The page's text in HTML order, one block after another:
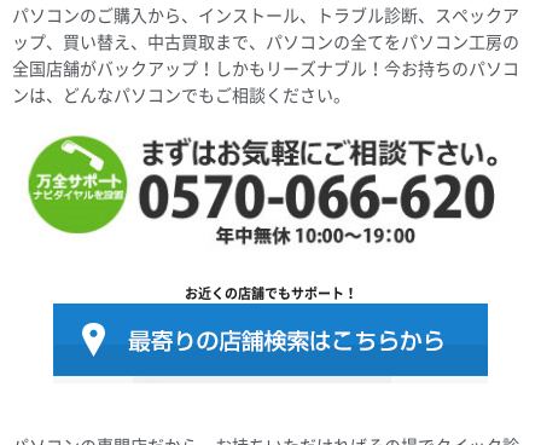
パソコンのご購入から、インストール、トラブル診断、スペックア
ップ、買い替え、中古買取まで、パソコンの全てをパソコン工房の
全国店舗がバックアップ！しかもリーズナブル！今お持ちのパソコ
ンは、どんなパソコンでもご相談ください。
お近くの店舗でもサポート！